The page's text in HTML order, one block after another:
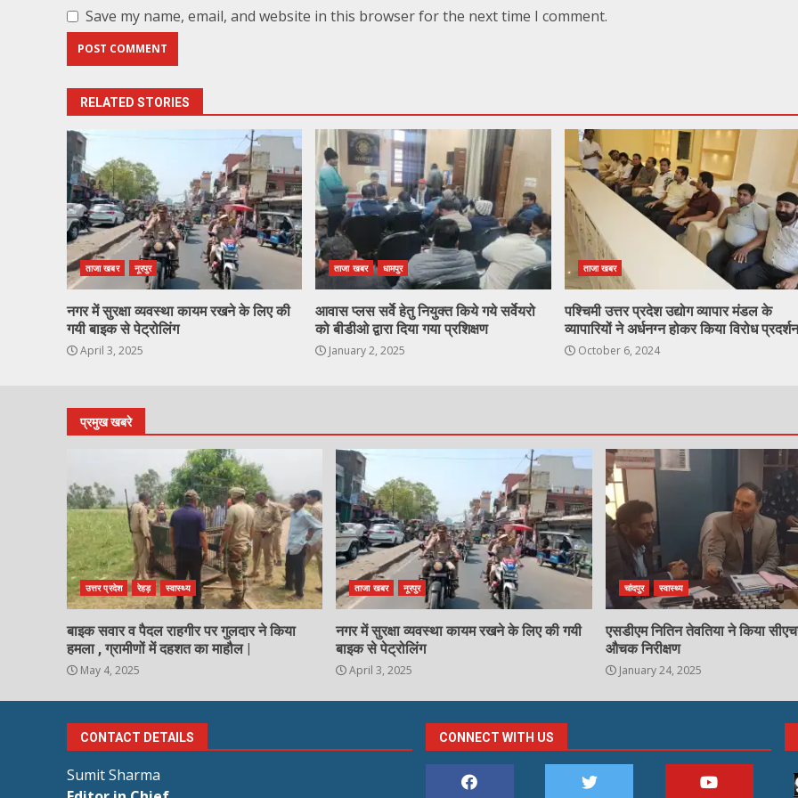
Save my name, email, and website in this browser for the next time I comment.
RELATED STORIES
ताजा खबर नूरपुर
नगर में सुरक्षा व्यवस्था कायम रखने के लिए की
गयी बाइक से पेट्रोलिंग
April 3, 2025
ताजा खबर धामपुर
आवास प्लस सर्वे हेतु नियुक्त किये गये सर्वेयरो
को बीडीओ द्वारा दिया गया प्रशिक्षण
January 2, 2025
ताजा खबर
पश्चिमी उत्तर प्रदेश उद्योग व्यापार मंडल के
व्यापारियों ने अर्धनग्न होकर किया विरोध प्रदर्शन
October 6, 2024
प्रमुख खबरे
उत्तर प्रदेश रेहड़ स्वास्थ्य
बाइक सवार व पैदल राहगीर पर गुलदार ने किया
हमला , ग्रामीणों में दहशत का माहौल |
May 4, 2025
ताजा खबर नूरपुर
नगर में सुरक्षा व्यवस्था कायम रखने के लिए की गयी
बाइक से पेट्रोलिंग
April 3, 2025
चांदपुर स्वास्थ्य
एसडीएम नितिन तेवतिया ने किया
औचक निरीक्षण
January 24, 2025
CONTACT DETAILS
Sumit Sharma
CONNECT WITH US